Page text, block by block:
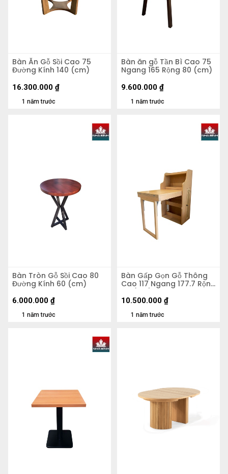
Bàn Ăn Gỗ Sồi Cao 75
Đường Kính 140 (cm)
1 năm trước
16.300.000 ₫
Bàn ăn gỗ Tần Bì Cao 75
Ngang 165 Rộng 80 (cm)
1 năm trước
9.600.000 ₫
Bàn Tròn Gỗ Sồi Cao 80
Đường Kính 60 (cm)
1 năm trước
6.000.000 ₫
Bàn Gấp Gọn Gỗ Thông
Cao 117 Ngang 177.7 Rộng
64 (cm)
1 năm trước
10.500.000 ₫